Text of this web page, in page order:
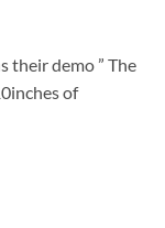
their demo ” The
of